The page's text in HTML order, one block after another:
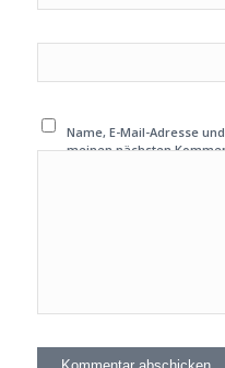
Name, E-Mail-Adresse
meinen nächsten